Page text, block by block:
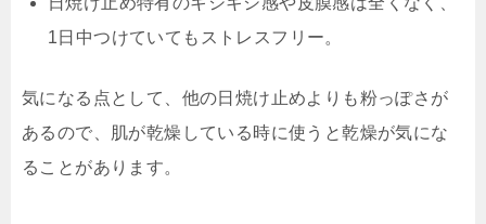
1日中つけていてもストレスフリー。
気になる点として、他の日焼け止めよりも粉っぽさが
あるので、肌が乾燥している時に使うと乾燥が気にな
ることがあります。